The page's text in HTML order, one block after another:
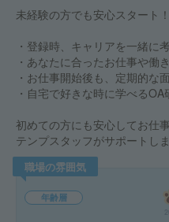
未経験の方でも安心スタート！
・登録時、キャリアを一緒に
・あなたに合ったお仕事や働
・お仕事開始後も、定期的な
・自宅で好きな時に学べるOA
初めての方にも安心してお仕
テンプスタッフがサポートしま
職場の雰囲気
年齢層